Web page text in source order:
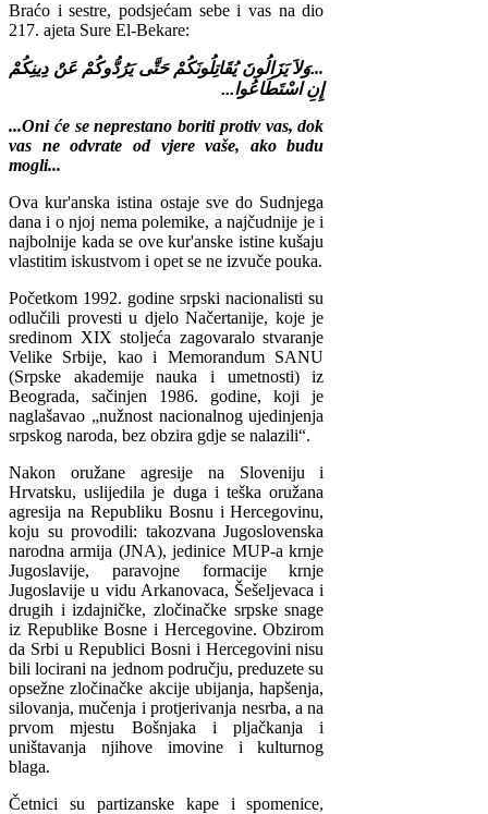
Braćo i sestre, podsjećam sebe i vas na dio
217. ajeta Sure El-Bekare:
...وَلاَ يَزَالُونَ يُقَاتِلُونَكُمْ حَتَّى يَرُدُّوكُمْ عَنْ دِينِكُمْ
إِنِ اسْتَطَاعُوا...
...Oni će se neprestano boriti protiv vas, dok
vas ne odvrate od vjere vaše, ako budu
mogli...
Ova kur'anska istina ostaje sve do Sudnjega
dana i o njoj nema polemike, a najčudnije je i
najbolnije kada se ove kur'anske istine kušaju
vlastitim iskustvom i opet se ne izvuče pouka.
Početkom 1992. godine srpski nacionalisti su
odlučili provesti u djelo Načertanije, koje je
sredinom XIX stoljeća zagovaralo stvaranje
Velike Srbije, kao i Memorandum SANU
(Srpske akademije nauka i umetnosti) iz
Beograda, sačinjen 1986. godine, koji je
naglašavao „nužnost nacionalnog ujedinjenja
srpskog naroda, bez obzira gdje se nalazili“.
Nakon oružane agresije na Sloveniju i
Hrvatsku, uslijedila je duga i teška oružana
agresija na Republiku Bosnu i Hercegovinu,
koju su provodili: takozvana Jugoslovenska
narodna armija (JNA), jedinice MUP-a krnje
Jugoslavije, paravojne formacije krnje
Jugoslavije u vidu Arkanovaca, Šešeljevaca i
drugih i izdajničke, zločinačke srpske snage
iz Republike Bosne i Hercegovine. Obzirom
da Srbi u Republici Bosni i Hercegovini nisu
bili locirani na jednom području, preduzete su
opsežne zločinačke akcije ubijanja, hapšenja,
silovanja, mučenja i protjerivanja nesrba, a na
prvom mjestu Bošnjaka i pljačkanja i
uništavanja njihove imovine i kulturnog
blaga.
Četnici su partizanske kape i spomenice,